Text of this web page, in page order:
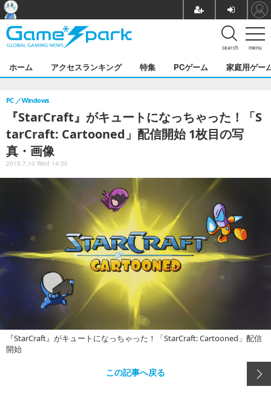
menu
search
ホーム アクセスランキング 特集 PCゲーム 家庭用ゲー
『StarCraft』がキュートになっちゃった！「S
tarCraft: Cartooned」配信開始 1枚目の写
真・画像
PC Windows
2019.7.10 Wed 14:30
『StarCraft』がキュートになっちゃった！「StarCraft: Cartooned」配信
開始
この記事へ戻る